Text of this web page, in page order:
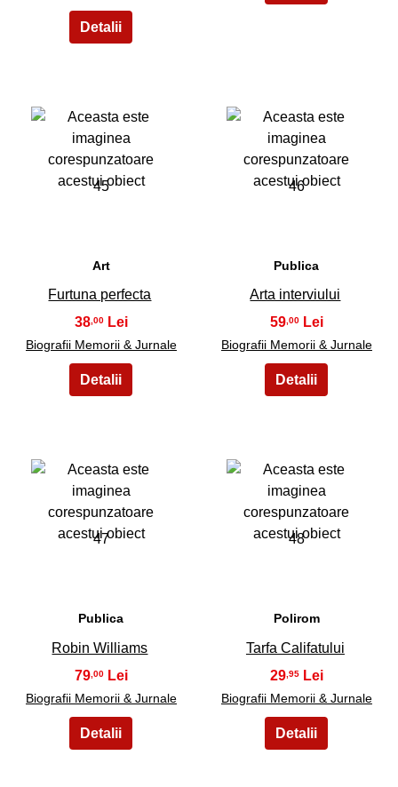
45
Art
Furtuna perfecta
38,00
Biografii Memorii & Jurnale
46
Publica
Arta interviului
59,00
Biografii Memorii & Jurnale
47
Publica
Robin Williams
79,00
Biografii Memorii & Jurnale
48
Polirom
Tarfa Califatului
29,95
Biografii Memorii & Jurnale